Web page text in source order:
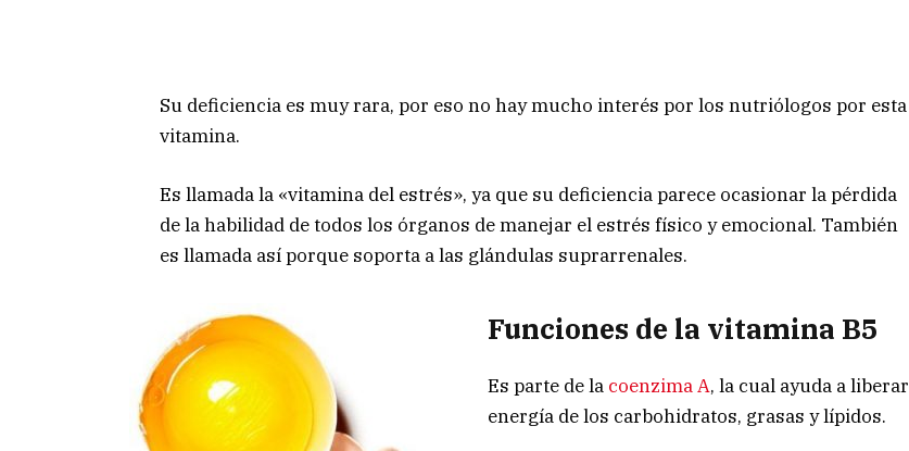
Su deficiencia es muy rara, por eso no hay mucho interés por los nutriólogos por esta
vitamina.
Es llamada la «vitamina del estrés», ya que su deficiencia parece ocasionar la pérdida
de la habilidad de todos los órganos de manejar el estrés físico y emocional. También
es llamada así porque soporta a las glándulas suprarrenales.
Funciones de la vitamina B5
Es parte de la coenzima A, la cual ayuda a liberar
energía de los carbohidratos, grasas y lípidos.